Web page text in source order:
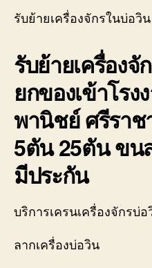
รับย้ายเครื่องจักรในบ่อวิน
รับย้ายเครื่องจั
ยกของเข้าโร
พานิชย์ ศรีราช
5ตัน 25ตัน ขน
มีประกัน
บริการเครนเครื่องจักรบ่
ลากเครื่องบ่อวิน